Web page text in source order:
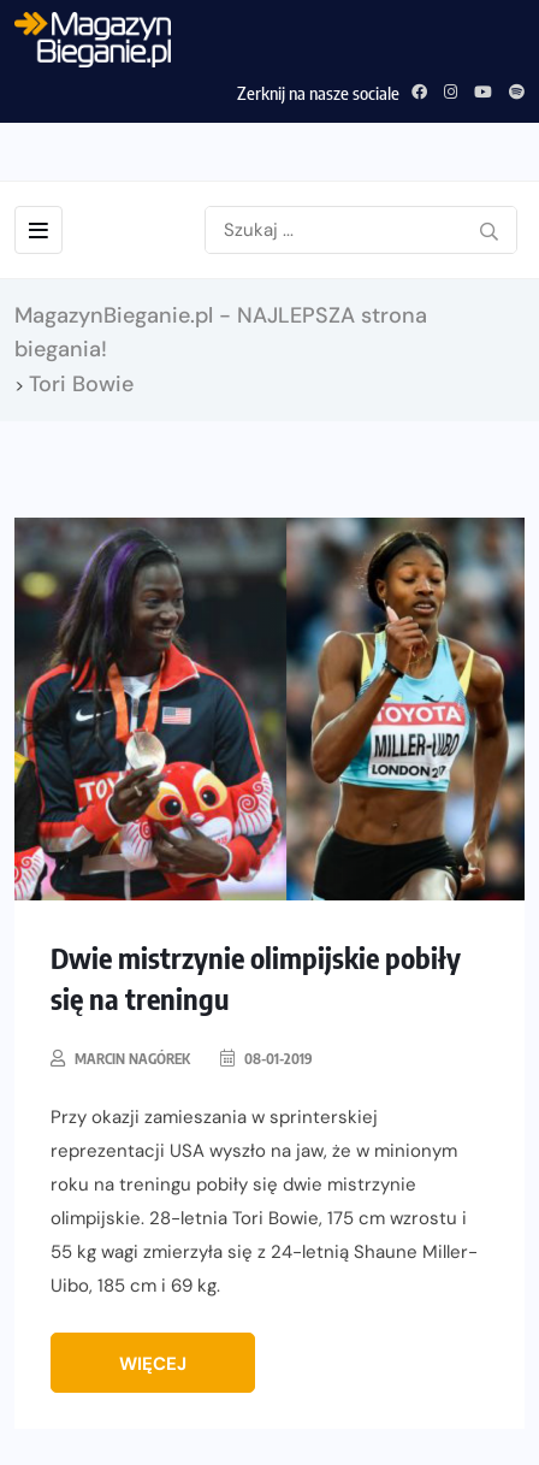
Zerknij na nasze sociale
MagazynBieganie.pl - NAJLEPSZA strona
biegania!
> Tori Bowie
Dwie mistrzynie olimpijskie pobiły
się na treningu
MARCIN NAGÓREK 08-01-2019
Przy okazji zamieszania w sprinterskiej
reprezentacji USA wyszło na jaw, że w minionym
roku na treningu pobiły się dwie mistrzynie
olimpijskie. 28-letnia Tori Bowie, 175 cm wzrostu i
55 kg wagi zmierzyła się z 24-letnią Shaune Miller-
Uibo, 185 cm i 69 kg.
WIĘCEJ